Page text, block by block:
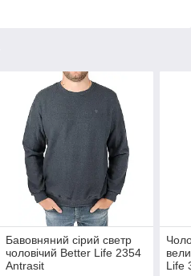
Бавовняний сірий светр
чоловічий Better Life 2354
Antrasit
Life